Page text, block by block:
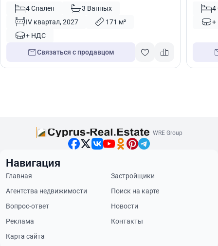
551344 Спален
3 Ванных
IV квартал, 2027
171 м²
+ НДС
Связаться с продавцом
390834
WRE Group
Навигация
Главная
Застройщики
Агентства недвижимости
Поиск на карте
Вопрос-ответ
Новости
Реклама
Контакты
Карта сайта